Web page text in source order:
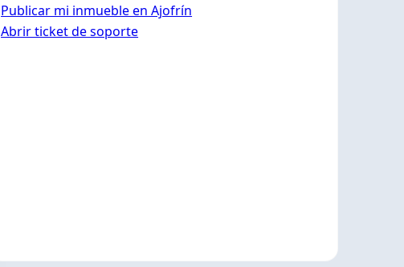
Publicar mi inmueble en Ajofrín
Abrir ticket de soporte